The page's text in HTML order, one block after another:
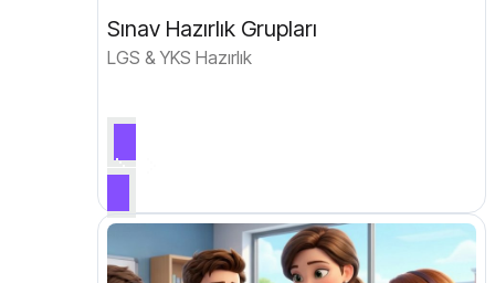
Sınav Hazırlık Grupları
LGS & YKS Hazırlık